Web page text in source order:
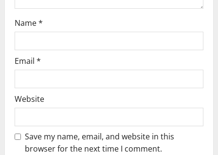
n
Name*
Email *
Website
Save my name, email, and website in this
browser for the next time I comment.